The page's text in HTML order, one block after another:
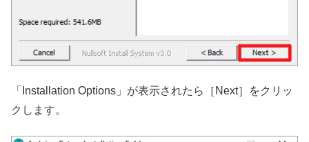
「Installation Options」が表示されたら［Next］をクリッ
クします。